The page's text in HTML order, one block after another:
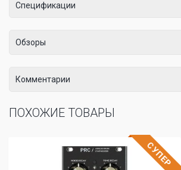
Спецификации
Обзоры
Комментарии
ПОХОЖИЕ ТОВАРЫ
СУПЕР